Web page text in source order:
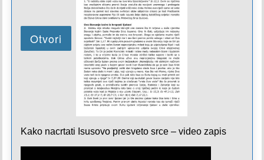
Kako nacrtati Isusovo presveto srce – video zapis